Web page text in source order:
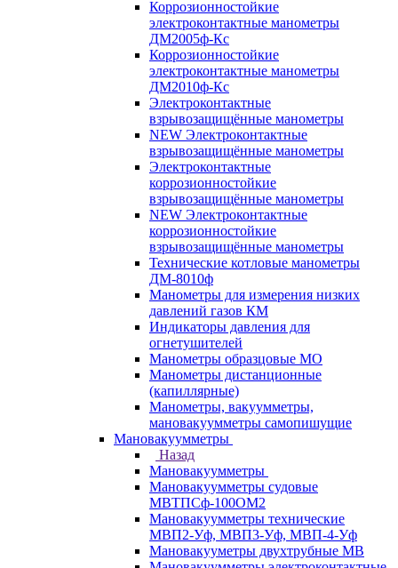
Коррозионностойкие
электроконтактные манометры
ДМ2005ф-Кс
Коррозионностойкие
электроконтактные манометры
ДМ2010ф-Кс
Электроконтактные
взрывозащищённые манометры
NEW Электроконтактные
взрывозащищённые манометры
Электроконтактные
коррозионностойкие
взрывозащищённые манометры
NEW Электроконтактные
коррозионностойкие
взрывозащищённые манометры
Технические котловые манометры
ДМ-8010ф
Манометры для измерения низких
давлений газов КМ
Индикаторы давления для
огнетушителей
Манометры образцовые МО
Манометры дистанционные
(капиллярные)
Манометры, вакуумметры,
мановакуумметры самопишущие
Мановакуумметры
Назад
Мановакуумметры
Мановакуумметры судовые
МВТПСф-100ОМ2
Мановакуумметры технические
МВП2-Уф, МВП3-Уф, МВП-4-Уф
Мановакууметры двухтрубные МВ